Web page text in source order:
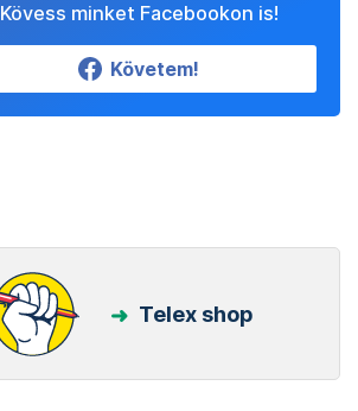
Kövess minket Facebookon is!
Követem!
Telex shop